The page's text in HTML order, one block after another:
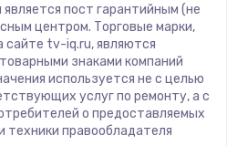
моста
руб.
Yandex
Tuvio
Nord
пост гарантийным (не
центром. Торговые марки,
сайте tv-iq.ru, являются
знаками компаний
используется не с целью
услуг по ремонту, а с
о предоставляемых
техники правообладателя